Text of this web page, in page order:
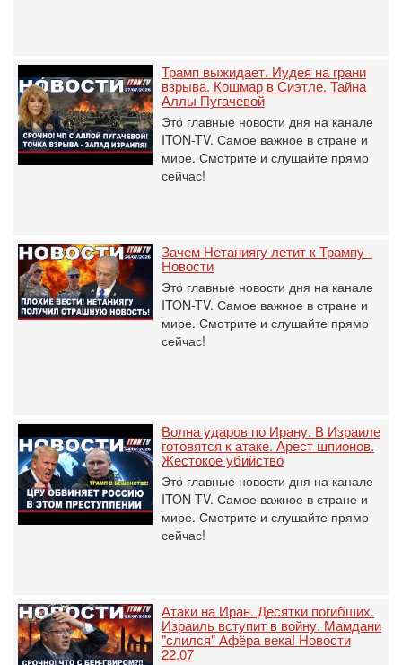
Трамп выжидает. Иудея на грани
взрыва. Кошмар в Сиэтле. Тайна
Аллы Пугачевой
Это главные новости дня на канале
ITON-TV. Самое важное в стране и
мире. Смотрите и слушайте прямо
сейчас!
Зачем Нетаниягу летит к Трампу -
Новости
Это главные новости дня на канале
ITON-TV. Самое важное в стране и
мире. Смотрите и слушайте прямо
сейчас!
Волна ударов по Ирану. В Израиле
готовятся к атаке. Арест шпионов.
Жестокое убийство
Это главные новости дня на канале
ITON-TV. Самое важное в стране и
мире. Смотрите и слушайте прямо
сейчас!
Атаки на Иран. Десятки погибших.
Израиль вступит в войну. Мамдани
"слился" Афёра века! Новости
22.07